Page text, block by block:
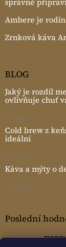
Ambere je
Zrnková káva
BLOG
Jaký je rozdíl
ovlivňuje chuť
9.7.2026
Cold brew z
ideální
22.6.2026
Káva a mýty o
14.6.2026
Poslední